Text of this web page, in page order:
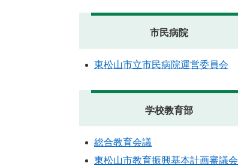
市民病院
東松山市立市民病院運営委員会
学校教育部
総合教育会議
東松山市教育振興基本計画審議会